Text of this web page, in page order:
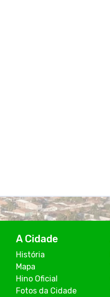
A Cidade
História
Mapa
Hino Oficial
Fotos da Cidade